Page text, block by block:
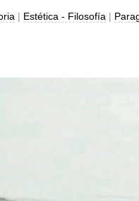
| Estética - Filosofía |